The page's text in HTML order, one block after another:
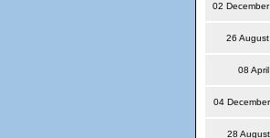
02
26
08
04
28